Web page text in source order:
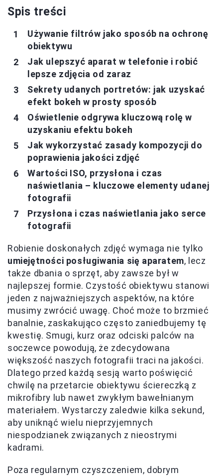
Spis treści
Używanie filtrów jako sposób na ochronę
obiektywu
Jak ulepszyć aparat w telefonie i robić
lepsze zdjęcia od zaraz
Sekrety udanych portretów: jak uzyskać
efekt bokeh w prosty sposób
Oświetlenie odgrywa kluczową rolę w
uzyskaniu efektu bokeh
Jak wykorzystać zasady kompozycji do
poprawienia jakości zdjęć
Wartości ISO, przysłona i czas
naświetlania – kluczowe elementy udanej
fotografii
Przysłona i czas naświetlania jako serce
fotografii
Robienie doskonałych zdjęć wymaga nie tylko
umiejętności posługiwania się aparatem, lecz
także dbania o sprzęt, aby zawsze był w
najlepszej formie. Czystość obiektywu stanowi
jeden z najważniejszych aspektów, na które
musimy zwrócić uwagę. Choć może to brzmieć
banalnie, zaskakująco często zaniedbujemy tę
kwestię. Smugi, kurz oraz odciski palców na
soczewce powodują, że zdecydowana
większość naszych fotografii traci na jakości.
Dlatego przed każdą sesją warto poświęcić
chwilę na przetarcie obiektywu ściereczką z
mikrofibry lub nawet zwykłym bawełnianym
materiałem. Wystarczy zaledwie kilka sekund,
aby uniknąć wielu nieprzyjemnych
niespodzianek związanych z nieostrymi
kadrami.
Poza regularnym czyszczeniem, dobrym